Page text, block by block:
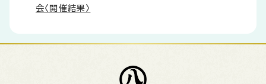
会〈開催結果〉